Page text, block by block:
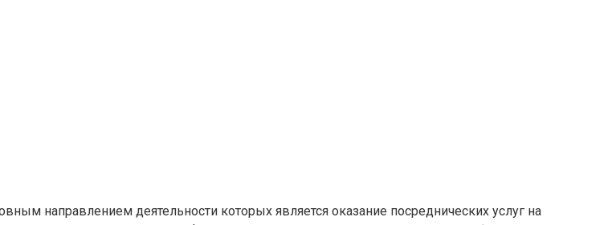
направлением деятельности которых является оказание посреднических услуг на